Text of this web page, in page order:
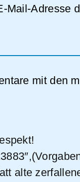
Mail-Adresse
mit den
alte